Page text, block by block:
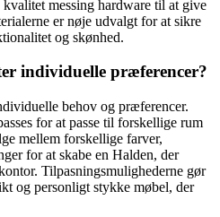
messing hardware til at give
er nøje udvalgt for at sikre
og skønhed.
individuelle præferencer?
behov og præferencer.
for at passe til forskellige rum
mellem forskellige farver,
for at skabe en Halden, der
Tilpasningsmulighederne gør
og personligt stykke møbel, der